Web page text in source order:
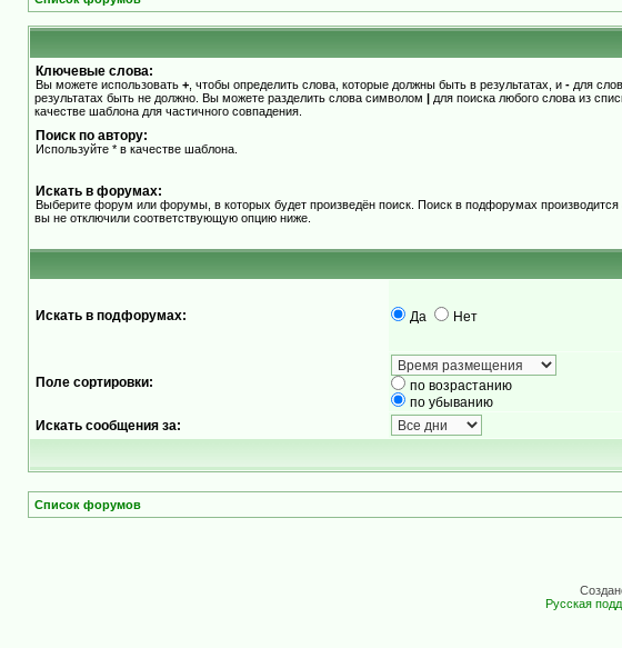
Ключевые слова:
Вы можете использовать + , чтобы определить слова, которые должны быть в результатах, и - для
результатах быть не должно. Вы можете разделить слова символом | для поиска любого слова из
качестве шаблона для частичного совпадения.
Поиск по автору:
Используйте * в качестве шаблона.
Искать в форумах:
Выберите форум или форумы, в которых будет произведён поиск. Поиск в подфорумах производится
вы не отключили соответствующую опцию ниже.
Искать в подфорумах: Да Нет
Поле сортировки:
по возрастанию
по убыванию
Искать сообщения за:
Список форумов
Русская